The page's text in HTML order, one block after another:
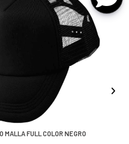
GORRO MALLA FULL COLOR NEGRO